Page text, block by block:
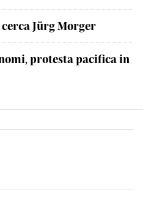
cerca Jürg Morger
protesta pacifica in